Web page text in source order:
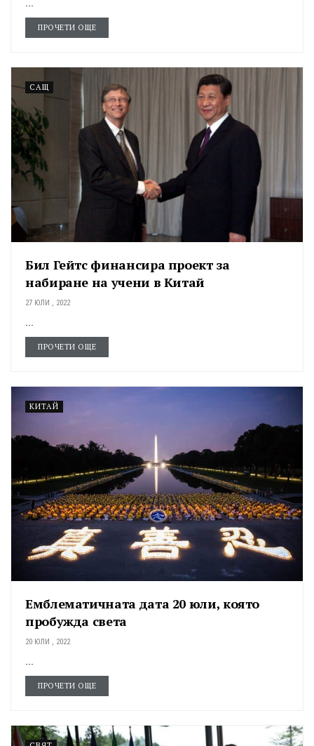
ПРОЧЕТИ ОЩЕ
САЩ
Бил Гейтс финансира проект за
набиране на учени в Китай
27 ЮЛИ , 2022
ПРОЧЕТИ ОЩЕ
КИТАЙ
Емблематичната дата 20 юли, която
пробужда света
20 ЮЛИ , 2022
ПРОЧЕТИ ОЩЕ